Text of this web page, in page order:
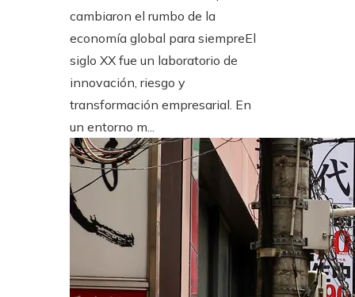
cambiaron el rumbo de la
economía global para siempreEl
siglo XX fue un laboratorio de
innovación, riesgo y
transformación empresarial. En
un entorno m...